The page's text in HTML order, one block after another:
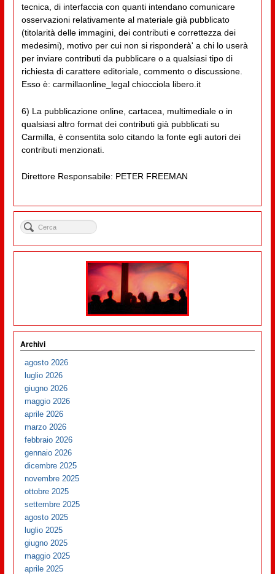
tecnica, di interfaccia con quanti intendano comunicare
osservazioni relativamente al materiale già pubblicato
(titolarità delle immagini, dei contributi e correttezza dei
medesimi), motivo per cui non si risponderà' a chi lo userà
per inviare contributi da pubblicare o a qualsiasi tipo di
richiesta di carattere editoriale, commento o discussione.
Esso è: carmillaonline_legal chiocciola libero.it
6) La pubblicazione online, cartacea, multimediale o in
qualsiasi altro format dei contributi già pubblicati su
Carmilla, è consentita solo citando la fonte egli autori dei
contributi menzionati.
Direttore Responsabile: PETER FREEMAN
Archivi
agosto 2026
luglio 2026
giugno 2026
maggio 2026
aprile 2026
marzo 2026
febbraio 2026
gennaio 2026
dicembre 2025
novembre 2025
ottobre 2025
settembre 2025
agosto 2025
luglio 2025
giugno 2025
maggio 2025
aprile 2025